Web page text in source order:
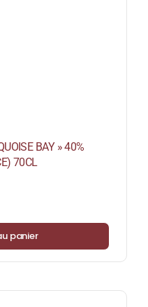
BAY » 40%
70CL
panier